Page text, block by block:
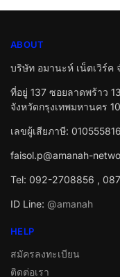
ABOUT
บริษัท อมานะห์ เน็ตเวิร์ค
ที่อยู่ 137 ซอยลาดพร้าว
จังหวัดกรุงเทพมหานคร
เลขผู้เสียภาษี:
faisol.p@amanah-
Tel: 092-2708856 ,
ID Line: @amanah
HELP
สมัครลงทะเบียน
ติดต่อเรา